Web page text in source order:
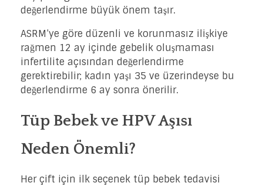
değerlendirme büyük önem taşır.
ASRM’ye göre düzenli ve korunmasız ilişkiye
rağmen 12 ay içinde gebelik oluşmaması
infertilite açısından değerlendirme
gerektirebilir; kadın yaşı 35 ve üzerindeyse bu
değerlendirme 6 ay sonra önerilir.
Tüp Bebek ve HPV Aşısı
Neden Önemli?
Her çift için ilk seçenek tüp bebek tedavisi